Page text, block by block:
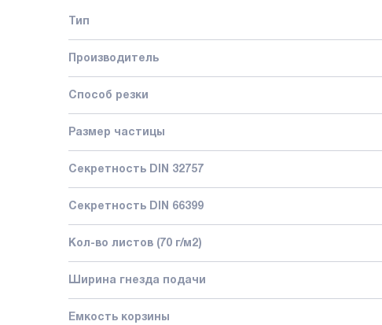
Тип
Производитель
Способ резки
Размер частицы
Секретность DIN 32757
Секретность DIN 66399
Кол-во листов (70 г/м2)
Ширина гнезда подачи
Емкость корзины